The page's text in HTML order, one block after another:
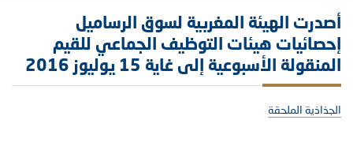
أصدرت الهيئة المغربية لسوق الرساميل
إحصائيات هيئات التوظيف الجماعي للقيم
المنقولة الأسبوعية إلى غاية 15 يوليوز 2016
الجذاذية الملحقة